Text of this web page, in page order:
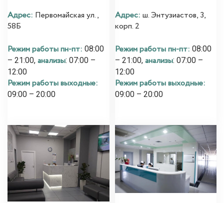
Адрес: Первомайская ул.,
58Б
Режим работы пн-пт: 08:00
– 21:00, анализы: 07:00 –
12:00
Режим работы выходные:
09:00 – 20:00
Адрес: ш. Энтузиастов, 3,
корп. 2
Режим работы пн-пт: 08:00
– 21:00, анализы: 07:00 –
12:00
Режим работы выходные:
09:00 – 20:00